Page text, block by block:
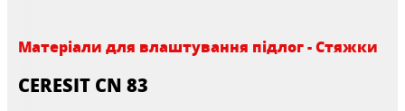
Матеріали для влаштування підлог - Стяжки
CERESIT CN 83